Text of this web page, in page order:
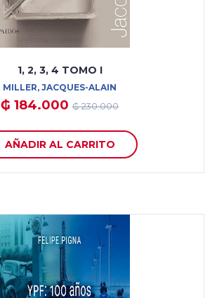
1, 2, 3, 4 TOMO I
MILLER, JACQUES-ALAIN
₲ 184.000 ₲ 230.000
AÑADIR AL CARRITO